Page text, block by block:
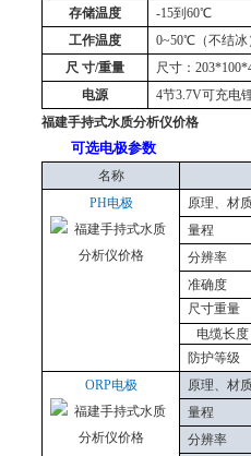
存储温度
-15到60℃
工作温度
0~50℃（不结冰
尺 寸/重量
尺寸：
电源
4节3.7V可充电
福建手持式水质分析仪价格
可选电极参数
名称
PH电极
原理、 材
量程
分辨率
准确度
尺寸重量
电缆长度
防护等级
ORP电极
原理、 材
量程
分辨率